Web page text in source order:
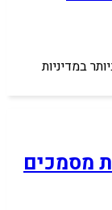
במדיניות
מסמכים